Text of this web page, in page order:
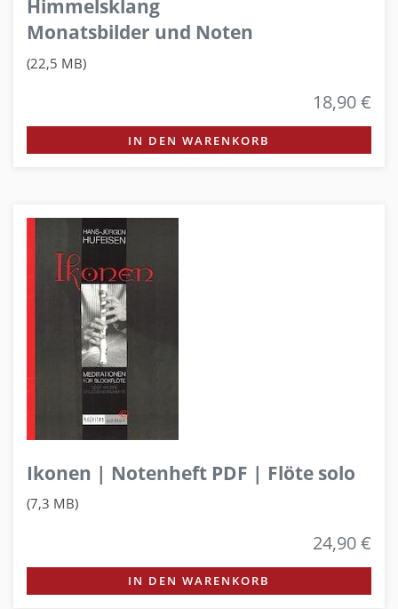
Himmelsklang
Monatsbilder und Noten
(22,5 MB)
18,90 €
IN DEN WARENKORB
Ikonen | Notenheft PDF | Flöte solo
(7,3 MB)
24,90 €
IN DEN WARENKORB